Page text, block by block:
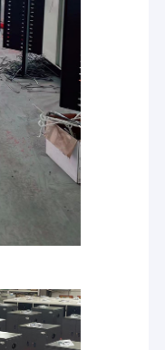
kracht in de
OEM/ODM
servicefilosofie,
en